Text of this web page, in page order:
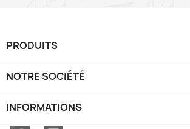
PRODUITS
NOTRE SOCIÉTÉ
INFORMATIONS